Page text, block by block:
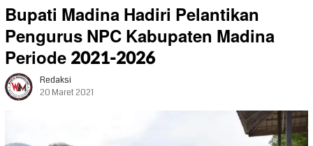
Bupati Madina Hadiri Pelantikan
Pengurus NPC Kabupaten Madina
Periode 2021-2026
Redaksi
20 Maret 2021